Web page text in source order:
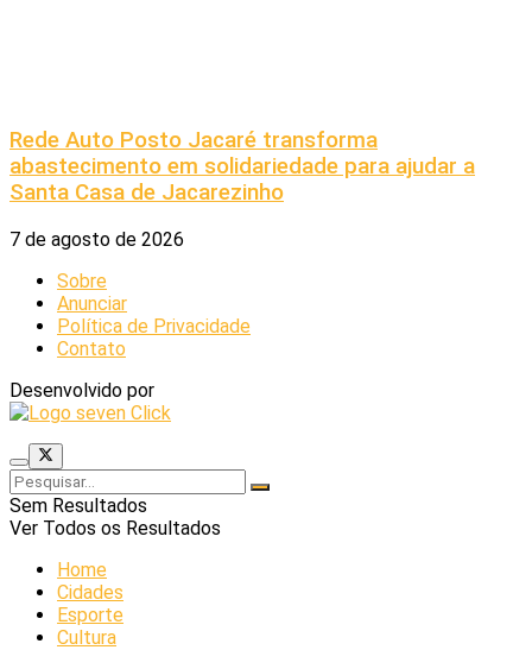
Rede Auto Posto Jacaré transforma
abastecimento em solidariedade para ajudar a
Santa Casa de Jacarezinho
7 de agosto de 2026
Sobre
Anunciar
Política de Privacidade
Contato
Desenvolvido por
Sem Resultados
Ver Todos os Resultados
Home
Cidades
Esporte
Cultura